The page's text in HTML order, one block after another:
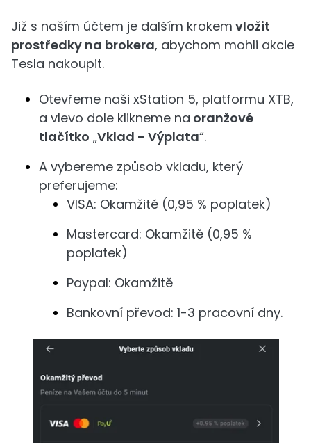
Již s naším účtem je dalším krokem vložit
prostředky na brokera, abychom mohli akcie
Tesla nakoupit.
Otevřeme naši xStation 5, platformu XTB,
a vlevo dole klikneme na oranžové
tlačítko „Vklad - Výplata“.
A vybereme způsob vkladu, který
preferujeme:
VISA: Okamžitě (0,95 % poplatek)
Mastercard: Okamžitě (0,95 %
poplatek)
Paypal: Okamžitě
Bankovní převod: 1-3 pracovní dny.